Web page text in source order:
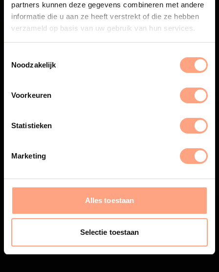
partners kunnen deze gegevens combineren met andere
informatie die u aan ze heeft verstrekt of die ze hebben
verzameld op basis van uw gebruik van hun services.
Noodzakelijk
Voorkeuren
Statistieken
Marketing
Alles toestaan
Selectie toestaan